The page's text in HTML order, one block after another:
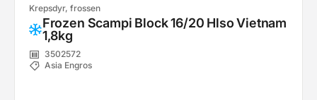
Krepsdyr, frossen
Frozen Scampi Block 16/20 Hlso Vietnam
1,8kg
3502572
Asia Engros